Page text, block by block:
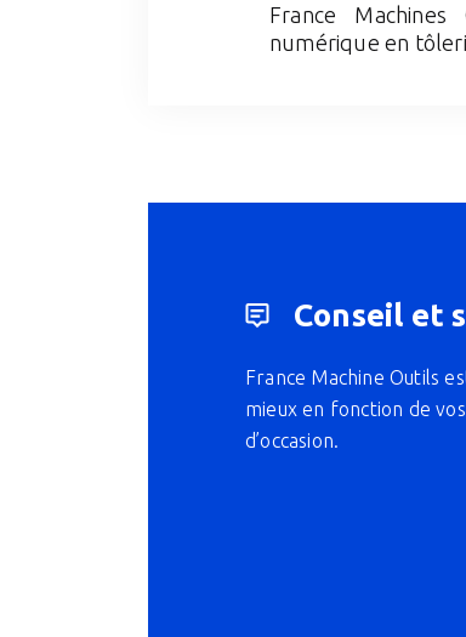
France
numérique en
Conseil et
France Machine Outils
mieux en fonction de
d’occasion.